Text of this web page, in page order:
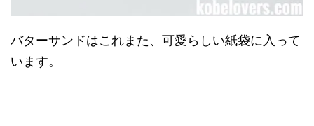
バターサンドはこれまた、可愛らしい紙袋に入って
います。